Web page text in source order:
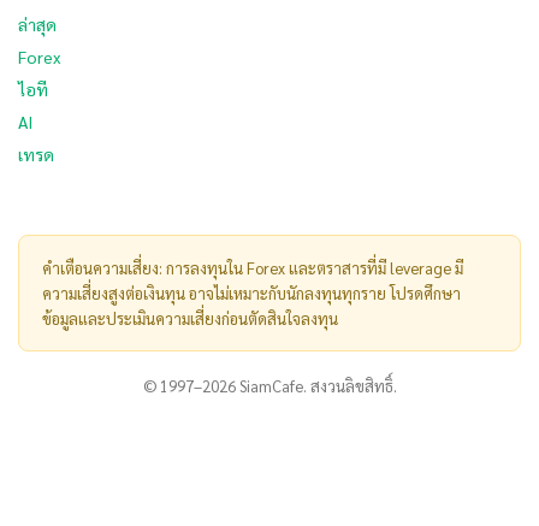
ล่าสุด
Forex
ไอที
AI
เทรด
คำเตือนความเสี่ยง: การลงทุนใน Forex และตราสารที่มี leverage มี
ความเสี่ยงสูงต่อเงินทุน อาจไม่เหมาะกับนักลงทุนทุกราย โปรดศึกษา
ข้อมูลและประเมินความเสี่ยงก่อนตัดสินใจลงทุน
© 1997–2026 SiamCafe. สงวนลิขสิทธิ์.